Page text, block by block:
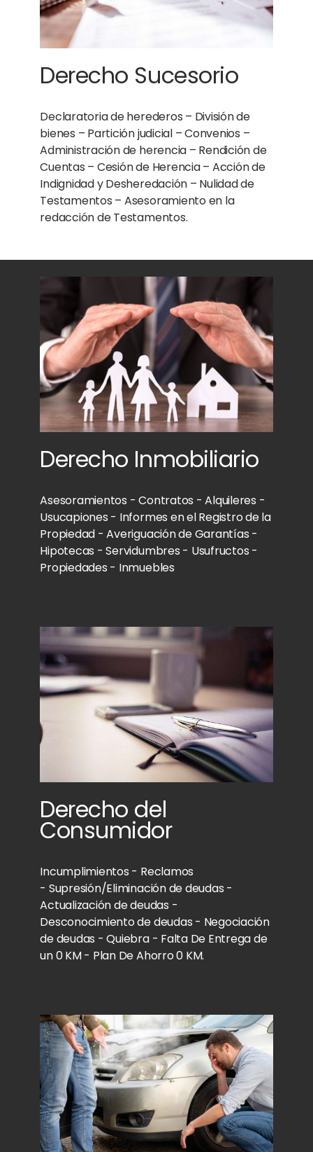
Derecho Sucesorio
Declaratoria de herederos – División de
bienes – Partición judicial – Convenios –
Administración de herencia – Rendición de
Cuentas – Cesión de Herencia – Acción de
Indignidad y Desheredación – Nulidad de
Testamentos – Asesoramiento en la
redacción de Testamentos.
Derecho Inmobiliario
Asesoramientos - Contratos - Alquileres -
Usucapiones - Informes en el Registro de la
Propiedad - Averiguación de Garantías -
Hipotecas - Servidumbres - Usufructos -
Propiedades - Inmuebles
Derecho del
Consumidor
Incumplimientos - Reclamos
- Supresión/Eliminación de deudas -
Actualización de deudas -
Desconocimiento de deudas - Negociación
de deudas - Quiebra - Falta De Entrega de
un 0 KM - Plan De Ahorro 0 KM.